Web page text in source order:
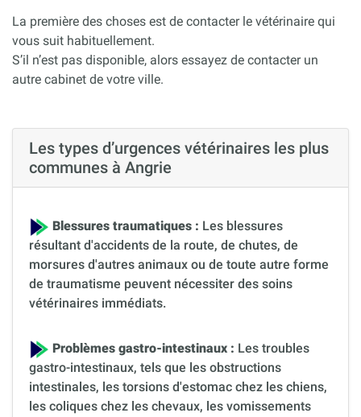
La première des choses est de contacter le vétérinaire qui
vous suit habituellement.
S’il n’est pas disponible, alors essayez de contacter un
autre cabinet de votre ville.
Les types d’urgences vétérinaires les plus
communes à Angrie
Blessures traumatiques : Les blessures
résultant d'accidents de la route, de chutes, de
morsures d'autres animaux ou de toute autre forme
de traumatisme peuvent nécessiter des soins
vétérinaires immédiats.
Problèmes gastro-intestinaux : Les troubles
gastro-intestinaux, tels que les obstructions
intestinales, les torsions d'estomac chez les chiens,
les coliques chez les chevaux, les vomissements